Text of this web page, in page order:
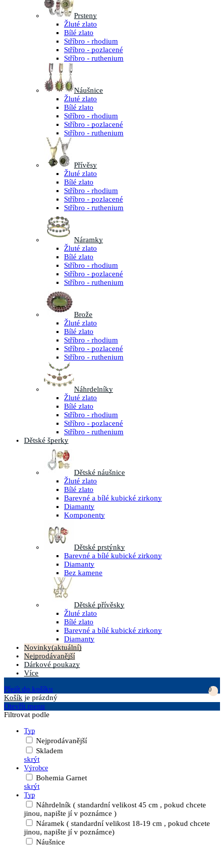
Prsteny
Žluté zlato
Bílé zlato
Stříbro - rhodium
Stříbro - pozlacené
Stříbro - ruthenium
Náušnice
Žluté zlato
Bílé zlato
Stříbro - rhodium
Stříbro - pozlacené
Stříbro - ruthenium
Přívěsy
Žluté zlato
Bílé zlato
Stříbro - rhodium
Stříbro - pozlacené
Stříbro - ruthenium
Náramky
Žluté zlato
Bílé zlato
Stříbro - rhodium
Stříbro - pozlacené
Stříbro - ruthenium
Brože
Žluté zlato
Bílé zlato
Stříbro - rhodium
Stříbro - pozlacené
Stříbro - ruthenium
Náhrdelníky
Žluté zlato
Bílé zlato
Stříbro - rhodium
Stříbro - pozlacené
Stříbro - ruthenium
Dětské šperky
Dětské náušnice
Žluté zlato
Bílé zlato
Barevné a bílé kubické zirkony
Diamanty
Komponenty
Dětské prstýnky
Barevné a bílé kubické zirkony
Diamanty
Bez kamene
Dětské přívěsky
Žluté zlato
Bílé zlato
Barevné a bílé kubické zirkony
Diamanty
Novinky(aktuální)
Nejprodávanější
Dárkové poukazy
Více
Přejít do košíku
0
Košík je prázdný
Otevřít menu
Filtrovat podle
Typ
Nejprodávanější
Skladem
skrýt
Výrobce
Bohemia Garnet
skrýt
Typ
Náhrdelník ( standardní velikost 45 cm , pokud chcete
jinou, napište jí v poznámce )
Náramek ( standardní velikost 18-19 cm , pokud chcete
jinou, napište jí v poznámce)
Náušnice